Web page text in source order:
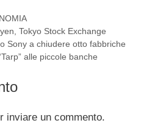
,Tokyo Stock Exchange
Sony a chiudere otto fabbriche
alle piccole banche
inviare un commento.